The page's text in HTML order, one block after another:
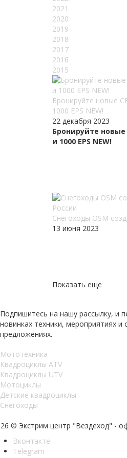
2021
2020
2019
2018
2017
2016
2015
Бронируйте новые
1000 EPS NEW!
22 декабря 2023
Бронируйте новые
и 1000 EPS NEW!
Снегоходы OSM
13 июня 2023
Показать еще
Подпишитесь на нашу рассылку, и
новинках техники, мероприятиях и
предложениях.
Мототехника
Квадроциклы ATV
Квадроциклы UTV
Мотоциклы
Детские квадроциклы
Снегоходы
© Экстрим центр "Вездеход" -
Вконтакте
Telegram